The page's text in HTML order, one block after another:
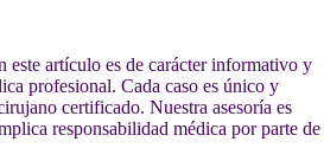
este artículo es de carácter informativo y
profesional. Cada caso es único y
certificado. Nuestra asesoría es
responsabilidad médica por parte de